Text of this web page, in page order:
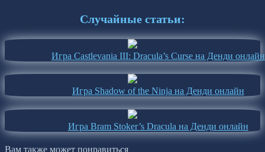
Случайные статьи:
Игра Castlevania III: Dracula’s Curse на Денди онлайн
Игра Shadow of the Ninja на Денди онлайн
Игра Bram Stoker’s Dracula на Денди онлайн
Вам также может понравиться